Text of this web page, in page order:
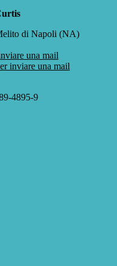
di Napoli (NA)
una mail
inviare una mail
4895-9